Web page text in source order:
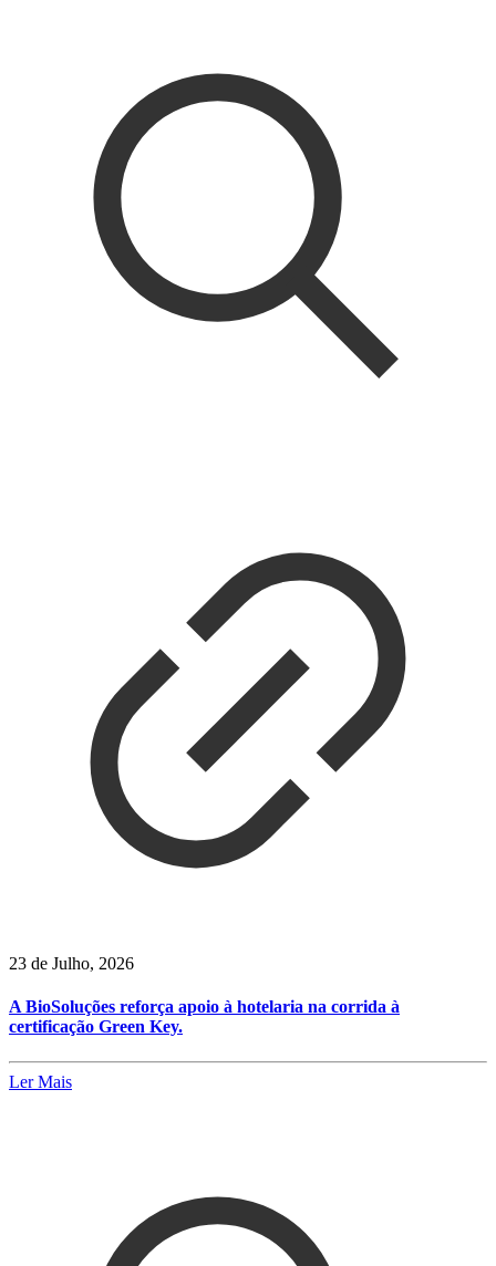
23 de Julho, 2026
A BioSoluções reforça apoio à hotelaria na corrida à
certificação Green Key.
Ler Mais